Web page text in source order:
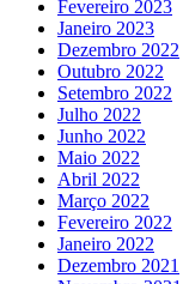
Fevereiro 2023
Janeiro 2023
Dezembro 2022
Outubro 2022
Setembro 2022
Julho 2022
Junho 2022
Maio 2022
Abril 2022
Março 2022
Fevereiro 2022
Janeiro 2022
Dezembro 2021